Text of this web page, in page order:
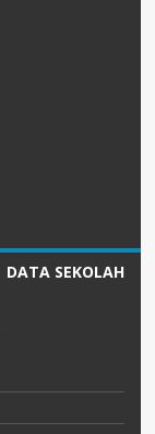
DATA SEKOLAH